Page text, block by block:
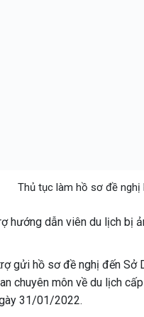
Thủ tục làm hồ sơ đề nghị
hướng dẫn viên du lịch bị
gửi hồ sơ đề nghị đến Sở
chuyên môn về du lịch
31/01/2022.